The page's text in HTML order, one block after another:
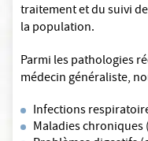
traitement et du suivi
la population.
Parmi les pathologies
médecin généraliste,
Infections
Maladies